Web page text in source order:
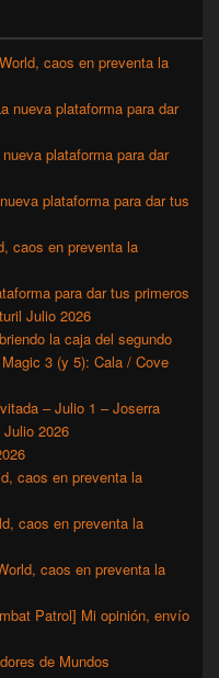
caos en preventa la
nueva plataforma para dar
plataforma para dar
plataforma para dar tus
caos en preventa la
para dar tus primeros
Julio 2026
la caja del segundo
3 (y 5): Cala / Cove
– Julio 1 – Joserra
2026
caos en preventa la
caos en preventa la
caos en preventa la
Patrol] Mi opinión, envío
de Mundos